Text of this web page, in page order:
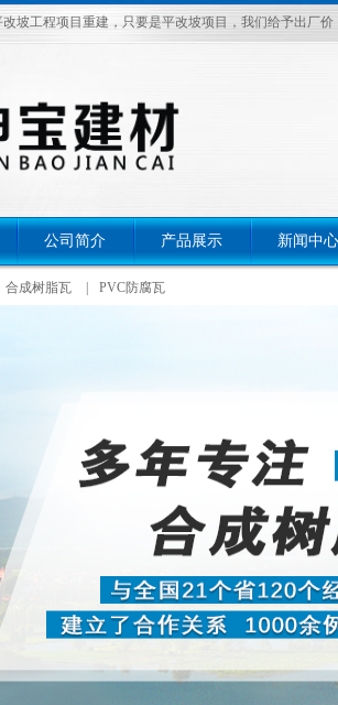
坡工程项目重建，只要是平改坡项目，我们给予出厂价
公司简介 产品展示 新闻中心
合成树脂瓦 PVC防腐瓦